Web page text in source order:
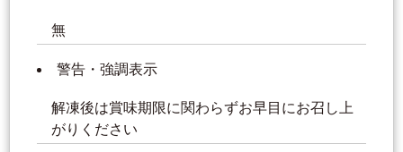
無
警告・強調表示
解凍後は賞味期限に関わらずお早目にお召し上
がりください